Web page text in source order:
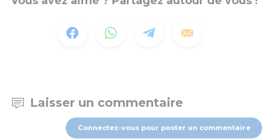
Laisser un commentaire
Connectez-vous pour poster un commentaire